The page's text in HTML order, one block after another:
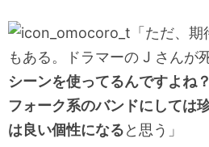
「ただ、
もある。ドラマーの J さんが
シーンを使ってるんですよね？
フォーク系のバンドにしては
は良い個性になると思う」